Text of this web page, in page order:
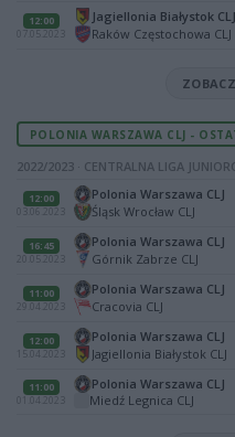
12:00
07.05.2023
Jagiellonia Białystok CLJ
Raków Częstochowa CLJ
POLONIA WARSZAWA CLJ -
2022/2023 · CENTRALNA LIGA
12:00
03.06.2023
Polonia Warszawa CLJ
Śląsk Wrocław CLJ
16:45
20.05.2023
Polonia Warszawa CLJ
Górnik Zabrze CLJ
11:00
29.04.2023
Polonia Warszawa CLJ
Cracovia CLJ
12:00
15.04.2023
Polonia Warszawa CLJ
Jagiellonia Białystok CLJ
11:00
01.04.2023
Polonia Warszawa CLJ
Miedź Legnica CLJ